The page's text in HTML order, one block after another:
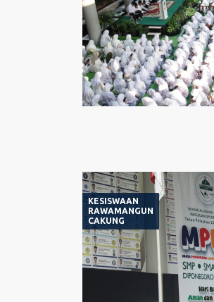
KESISWAAN
RAWAMANGUN
CAKUNG